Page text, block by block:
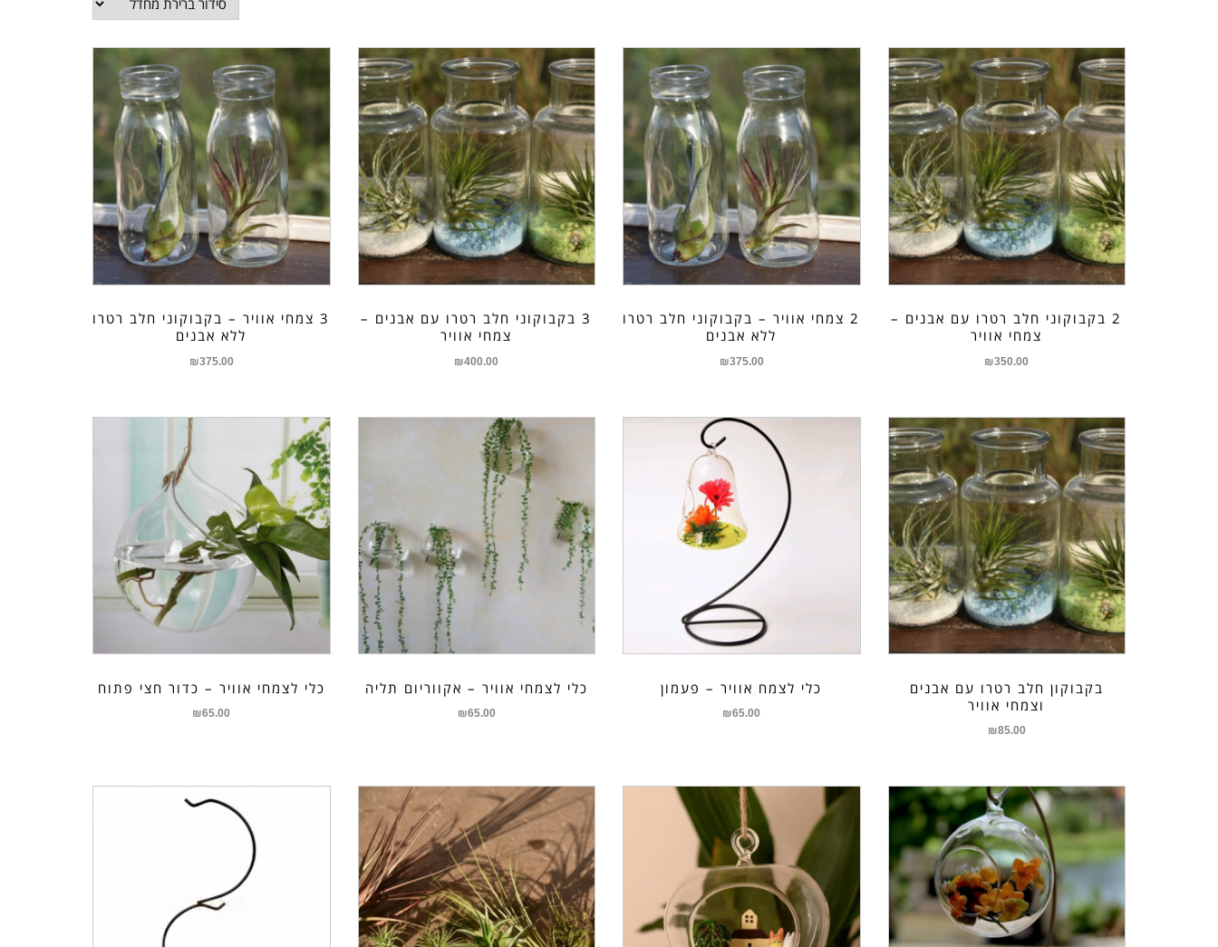
2 בקבוקוני חלב רטרו עם אבנים –
צמחי אוויר
₪350.00
2 צמחי אוויר – בקבוקוני חלב רטרו
ללא אבנים
₪375.00
3 בקבוקוני חלב רטרו עם אבנים –
צמחי אוויר
₪400.00
3 צמחי אוויר – בקבוקוני חלב רטרו
ללא אבנים
₪375.00
בקבוקון חלב רטרו עם אבנים
וצמחי אוויר
₪85.00
כלי לצמח אוויר – פעמון
₪65.00
כלי לצמחי אוויר – אקווריום תליה
₪65.00
כלי לצמחי אוויר – כדור חצי פתוח
₪65.00